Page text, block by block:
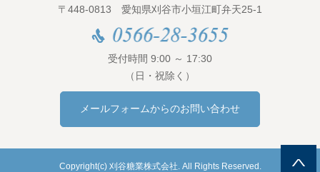
〒448-0813 愛知県刈谷市小垣江町弁天25-1
受付時間 9:00 ～ 17:30
（日・祝除く）
メールフォームからのお問い合わせ
Copyright(c) 刈谷糖業株式会社. All Rights Reserved.